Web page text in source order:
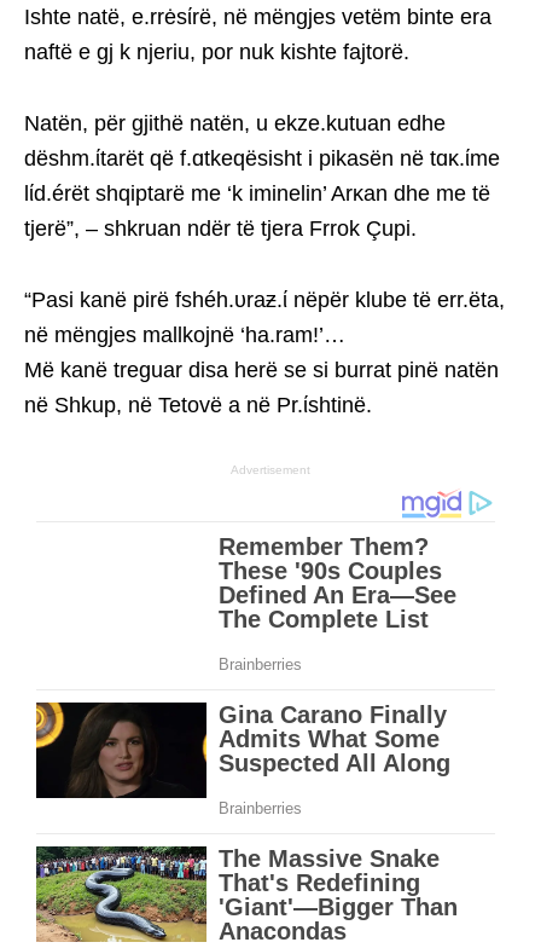
Ishte natë, e.rrėsίrë, në mëngjes vetëm binte era
naftë e gj k njeriu, por nuk kishte fajtorë.
Natën, për gjithë natën, u ekze.kutuan edhe
dëshm.ίtarët që f.ɑtkeqësisht i pikasën në tɑκ.ίme
lίd.érët shqiptarë me ‘k iminelin’ Arκan dhe me të
tjerë”, – shkruan ndër të tjera Frrok Çupi.
“Pasi kanë pirë fshéh.υraƶ.ί nëpër klube të err.ëta,
në mëngjes mallkojnë ‘ha.ram!’…
Më kanë treguar disa herë se si burrat pinë natën
në Shkup, në Tetovë a në Pr.ίshtinë.
Advertisement